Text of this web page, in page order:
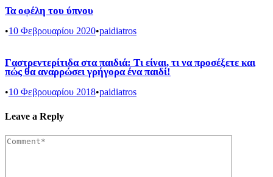
Τα οφέλη του ύπνου
•10 Φεβρουαρίου 2020•paidiatros
Γαστρεντερίτιδα στα παιδιά: Τι είναι, τι να προσέξετε και
πώς θα αναρρώσει γρήγορα ένα παιδί!
•10 Φεβρουαρίου 2018•paidiatros
Leave a Reply